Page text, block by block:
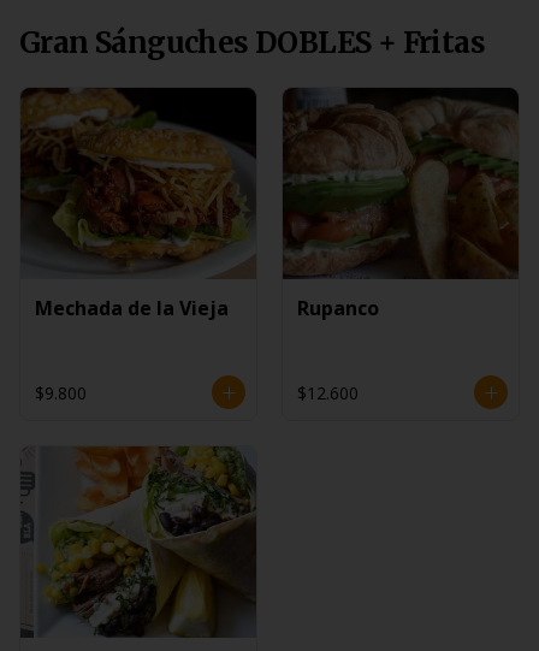
Gran Sánguches DOBLES + Fritas
Mechada de la Vieja
$9.800
Rupanco
$12.600